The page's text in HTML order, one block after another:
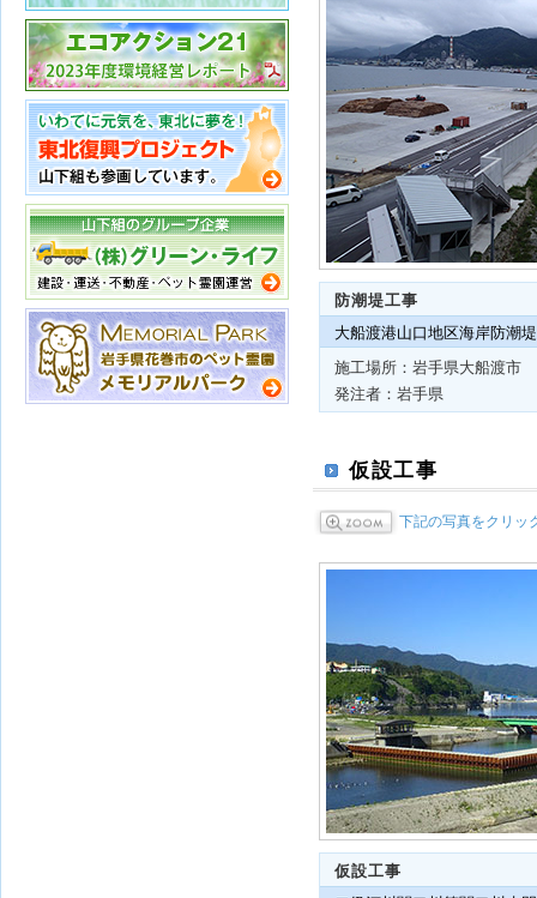
防潮堤工事
大船渡港山口地区海岸防潮
施工場所：岩手県大船渡市
発注者：岩手県
仮設工事
下記の写真をクリッ
仮設工事